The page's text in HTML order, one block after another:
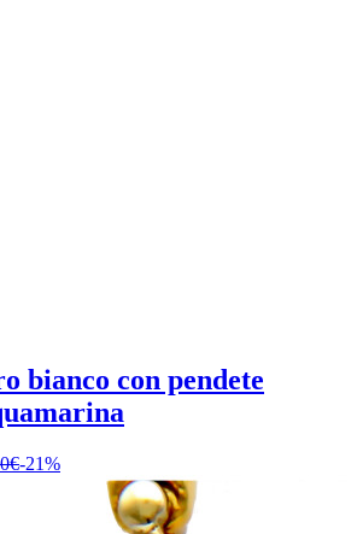
bianco con pendete
€-21%